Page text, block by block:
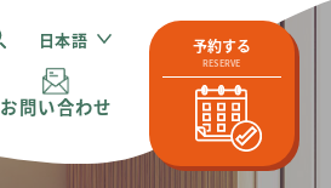
日本語
お問い合わせ
予約する
RESERVE